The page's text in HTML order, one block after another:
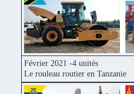
Février 2021 -4 unités
Le rouleau routier en Tanzanie